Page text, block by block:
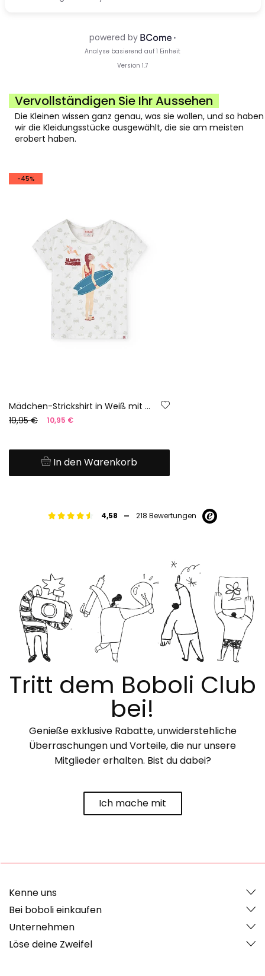
Vervollständigen Sie Ihr Aussehen
Die Kleinen wissen ganz genau, was sie wollen, und so haben
wir die Kleidungsstücke ausgewählt, die sie am meisten
erobert haben.
-45%
Mädchen-Strickshirt in Weiß mit Surfer-Print.
19,95 €
10,95 €
In den Warenkorb
4,58 - 218 Bewertungen
Tritt dem Boboli Club
bei!
Genieße exklusive Rabatte, unwiderstehliche
Überraschungen und Vorteile, die nur unsere
Mitglieder erhalten. Bist du dabei?
Ich mache mit
Kenne uns
Bei boboli einkaufen
Unternehmen
Löse deine Zweifel